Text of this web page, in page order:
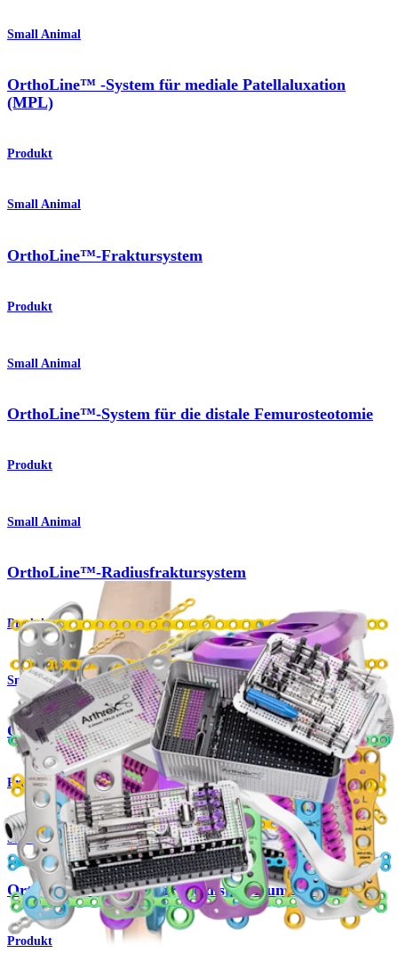
Small Animal
OrthoLine™ -System für mediale Patellaluxation
(MPL)
Produkt
Small Animal
OrthoLine™-Fraktursystem
Produkt
Small Animal
OrthoLine™-System für die distale Femurosteotomie
Produkt
Small Animal
OrthoLine™-Radiusfraktursystem
Produkt
Small Animal
OrthoLine™ Schneidbares Plattensystem
Produkt
Small Animal
OrthoLine™-System für die distale Humerusfraktur
Produkt